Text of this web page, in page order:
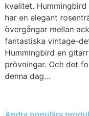
kvalitet.
har en elegant
övergångar mellan
fantastiska vintage-
Hummingbird en
prövningar. Och det
denna dag…